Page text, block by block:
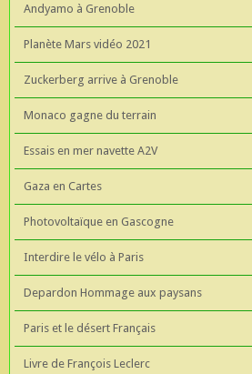
Andyamo à Grenoble
Planète Mars vidéo 2021
Zuckerberg arrive à Grenoble
Monaco gagne du terrain
Essais en mer navette A2V
Gaza en Cartes
Photovoltaïque en Gascogne
Interdire le vélo à Paris
Depardon Hommage aux paysans
Paris et le désert Français
Livre de François Leclerc